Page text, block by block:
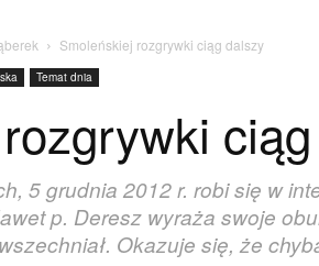
Smoleńskiej rozgrywki ciąg dalszy
Temat dnia
5 grudnia 2012 r. robi się w
p. Deresz wyraża swoje
Okazuje się, że